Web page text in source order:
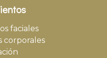
faciales
corporales